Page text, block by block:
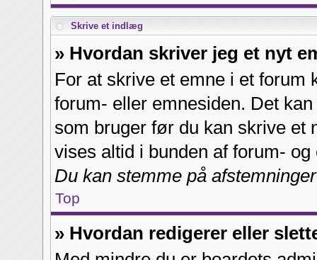
Skrive et indlæg
» Hvordan skriver jeg et nyt
For at skrive et emne i et forum
forum- eller emnesiden. Det
som bruger før du kan skrive
vises altid i bunden af forum- og
Du kan stemme på
Top
» Hvordan redigerer eller